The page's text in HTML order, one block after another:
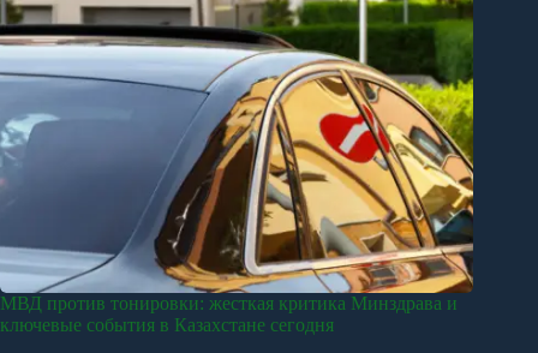
МВД против тонировки: жесткая критика Минздрава и
ключевые события в Казахстане сегодня